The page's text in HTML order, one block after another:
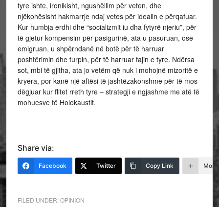
tyre ishte, ironikisht, ngushëllim për veten, dhe
njëkohësisht hakmarrje ndaj vetes për idealin e përqafuar.
Kur humbja erdhi dhe “socializmit iu dha fytyrë njeriu”, për
të gjetur kompensim për pasigurinë, ata u pasuruan, ose
emigruan, u shpërndanë në botë për të harruar
poshtërimin dhe turpin, për të harruar fajin e tyre. Ndërsa
sot, mbi të gjitha, ata jo vetëm që nuk i mohojnë mizoritë e
kryera, por kanë një aftësi të jashtëzakonshme për të mos
dëgjuar kur flitet rreth tyre – strategji e ngjashme me atë të
mohuesve të Holokaustit.
Share via:
Facebook Twitter Copy Link More
FILED UNDER:OPINION